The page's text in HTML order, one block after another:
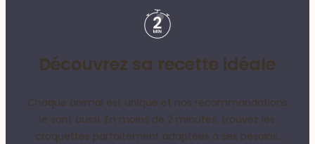
Découvrez sa recette idéale
Chaque animal est unique et nos recommandations
le sont aussi. En moins de 2 minutes, trouvez les
croquettes parfaitement adaptées à ses besoins.